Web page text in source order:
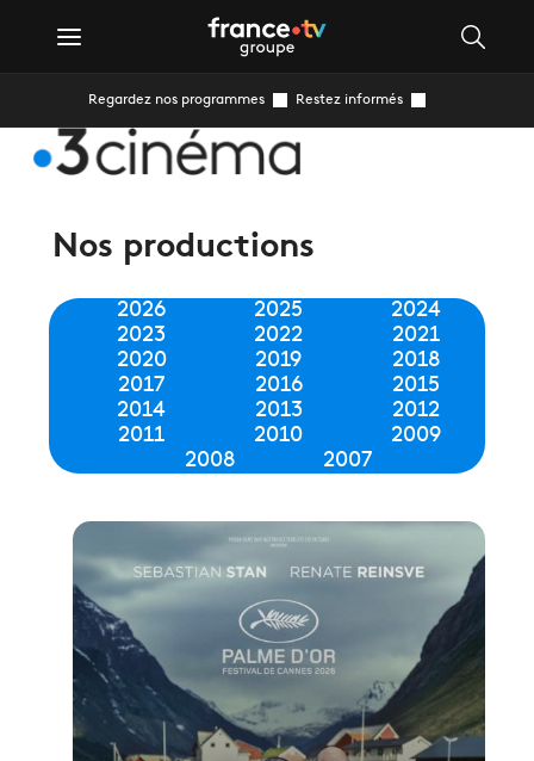
Regardez nos programmes Restez informés
Nos productions
2026 2025
2024
2023
2022
2021
2020
2019
2018
2017
2016
2015
2014
2013
2012
2011
2010
2009
2008
2007